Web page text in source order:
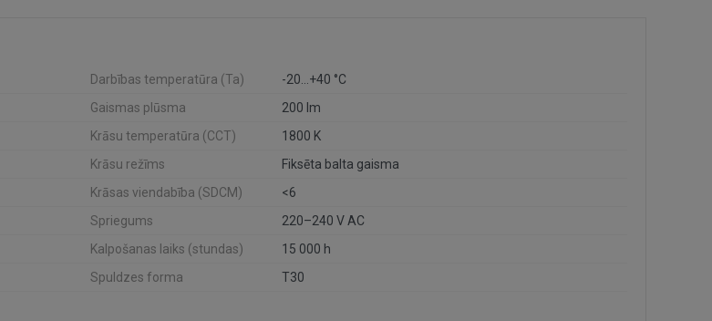
Darbības temperatūra (Ta)
-20…+40 °C
Gaismas plūsma
200 lm
Krāsu temperatūra (CCT)
1800 K
Krāsu režīms
Fiksēta balta gaisma
Krāsas viendabība (SDCM)
<6
Spriegums
220–240 V AC
Kalpošanas laiks (stundas)
15 000 h
Spuldzes forma T30